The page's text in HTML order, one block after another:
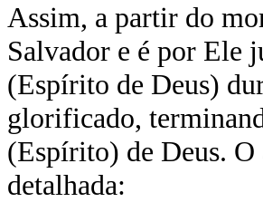
Assim, a partir do
Salvador e é por Ele
(Espírito de Deus)
glorificado,
(Espírito) de Deus. O
detalhada: